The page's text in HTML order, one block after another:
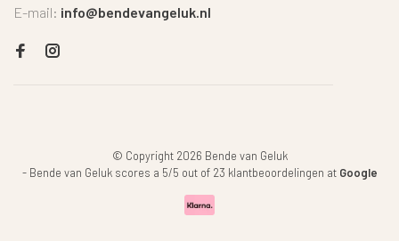
E-mail: info@bendevangeluk.nl
© Copyright 2026 Bende van Geluk
- Bende van Geluk scores a 5/5 out of 23 klantbeoordelingen at Google